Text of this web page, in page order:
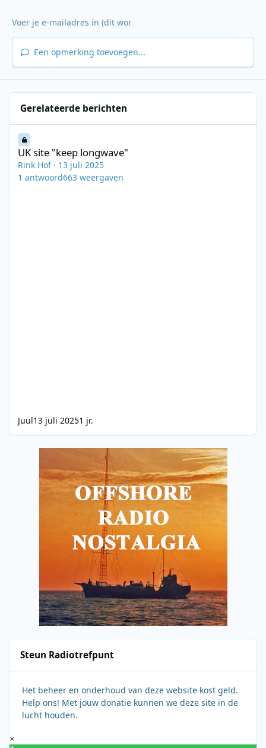
Een opmerking toevoegen...
Gerelateerde berichten
UK site "keep longwave"
UK site "keep longwave"
Rink Hof· 13 juli 2025
1 antwoord663 weergaven
Juul13 juli 20251 jr.
Steun Radiotrefpunt
Het beheer en onderhoud van deze website kost geld.
Help ons! Met jouw donatie kunnen we deze site in de
lucht houden.